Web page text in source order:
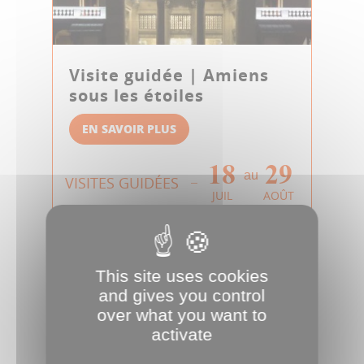
Visite guidée | Amiens
sous les étoiles
EN SAVOIR PLUS
VISITES GUIDÉES 18
JUIL
au 29
AOÛT
This site uses cookies
and gives you control
over what you want to
activate